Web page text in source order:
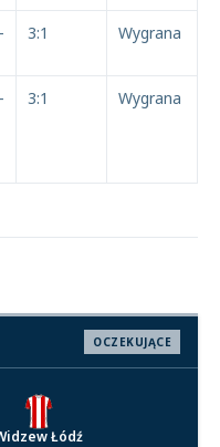
3:1 Wygrana
3:1 Wygrana
OCZEKUJĄCE
Łódź